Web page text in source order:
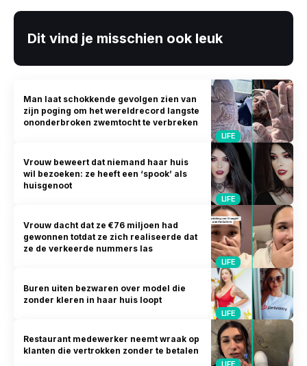
Dit vind je misschien ook leuk
LIFE
Man laat schokkende gevolgen zien van
zijn poging om het wereldrecord langste
ononderbroken zwemtocht te verbreken
LIFE
Vrouw beweert dat niemand haar huis
wil bezoeken: ze heeft een ‘spook’ als
huisgenoot
LIFE
Vrouw dacht dat ze €76 miljoen had
gewonnen totdat ze zich realiseerde dat
ze de verkeerde nummers las
LIFE
Buren uiten bezwaren over model die
zonder kleren in haar huis loopt
Restaurant medewerker neemt wraak op
klanten die vertrokken zonder te betalen